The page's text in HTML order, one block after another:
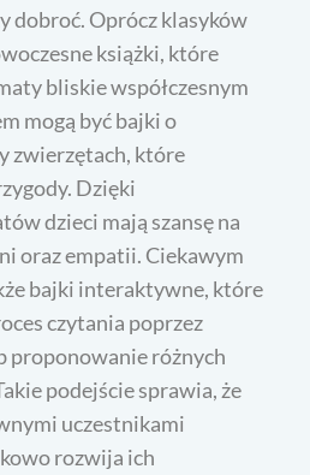
dobroć. Oprócz klasyków
książki, które
bliskie współczesnym
mogą być bajki o
zwierzętach, które
Dzięki
dzieci mają szansę na
oraz empatii. Ciekawym
bajki interaktywne, które
czytania poprzez
proponowanie różnych
podejście sprawia, że
uczestnikami
rozwija ich